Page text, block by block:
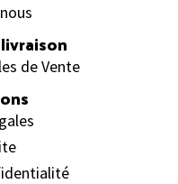
de Vente